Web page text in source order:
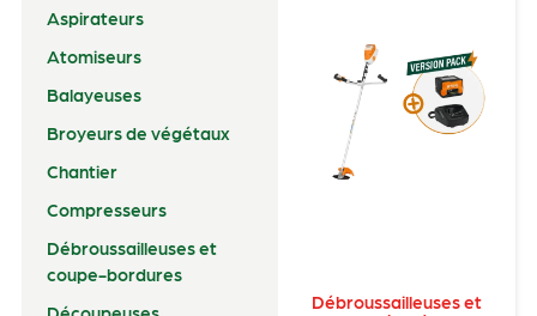
Aspirateurs
Atomiseurs
Balayeuses
Broyeurs de végétaux
Chantier
Compresseurs
Débroussailleuses et
coupe-bordures
Débroussailleuses et